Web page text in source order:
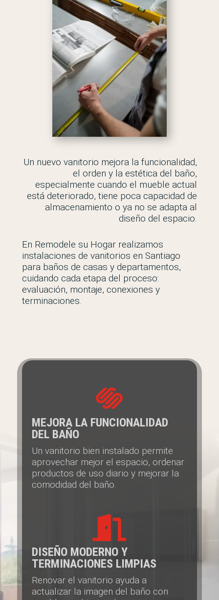
Un nuevo vanitorio mejora la funcionalidad,
el orden y la estética del baño,
especialmente cuando el mueble actual
está deteriorado, tiene poca capacidad de
almacenamiento o ya no se adapta al
diseño del espacio.
En Remodele su Hogar realizamos
instalaciones de vanitorios en Santiago
para baños de casas y departamentos,
cuidando cada etapa del proceso:
evaluación, montaje, conexiones y
terminaciones.

MEJORA LA FUNCIONALIDAD
DEL BAÑO
Un vanitorio bien instalado permite
aprovechar mejor el espacio, ordenar
productos de uso diario y mejorar la
comodidad del baño.

DISEÑO MODERNO Y
TERMINACIONES LIMPIAS
Renovar el vanitorio ayuda a
actualizar la imagen del baño con